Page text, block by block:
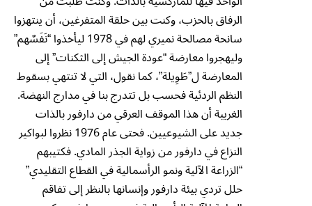
الرفاق بالحزب، وكنت بين حلقة المتفرغين، أن ينتهزوا
سانحة مصالحة نميري لهم في 1978 ليأخذوا “نَفَسٌهم”
وليهجروا معارضة “عودة الجيش إلى الثكنات” إلى
المعارضة ل”طَوِيلة”، كما نقول، التي لا تنتهي بسقوط
النظم الردئية فحسب بل تتدرج بنا في مدارج النهضة.
الغريبة أن هذا الموقف العرقي من دارفور بالذات
جديد على الشيوعيين. فحتى عام 1976 نظروا لبواكير
النزاع في دارفور من زواية الجذر المادي. فكتيبهم
“الزراعة الآلية ونمو الرأسمالية في القطاع التقليدي”
حلل تردي بيئة دارفور وإنسانها بالنظر إلى تفاقم